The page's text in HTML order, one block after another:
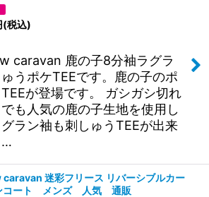
(税込)
caravan 鹿の子8分袖ラグラ
うポケTEEです。鹿の子のポ
が登場です。 ガシガシ切れ
も人気の鹿の子生地を使用し
ラン袖も刺しゅうTEEが出来
…
迷彩フリース リバーシブルカー
コート メンズ 人気 通販